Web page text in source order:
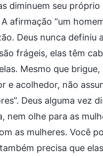
diminuem seu
afirmação “um
Deus nunca definiu
frágeis, elas têm
Mesmo que
e acolhedor, não
Deus alguma vez
nem olhe para as
as mulheres. Você
precisa que